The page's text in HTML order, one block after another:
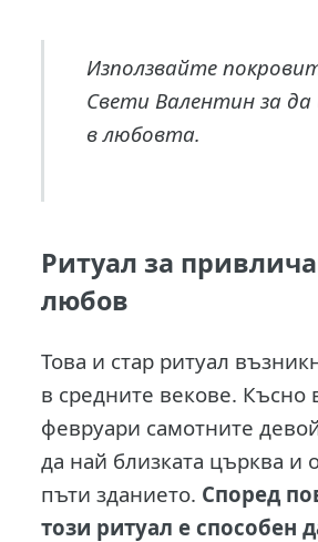
Използвайте
Свети Валентин за да
в любовта.
Ритуал за
любов
Това и стар ритуал
в средните векове. Късно
февруари самотните
да най близката църква и
пъти зданието. Според
този ритуал е способен